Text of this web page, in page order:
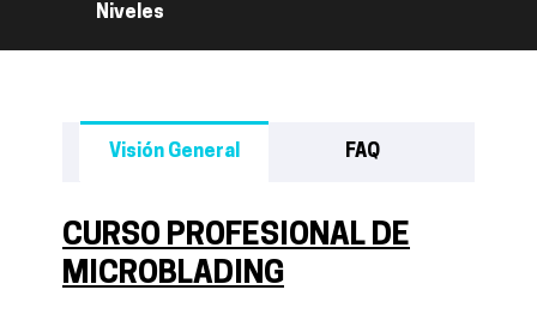
Niveles
Visión General FAQ
CURSO PROFESIONAL DE
MICROBLADING